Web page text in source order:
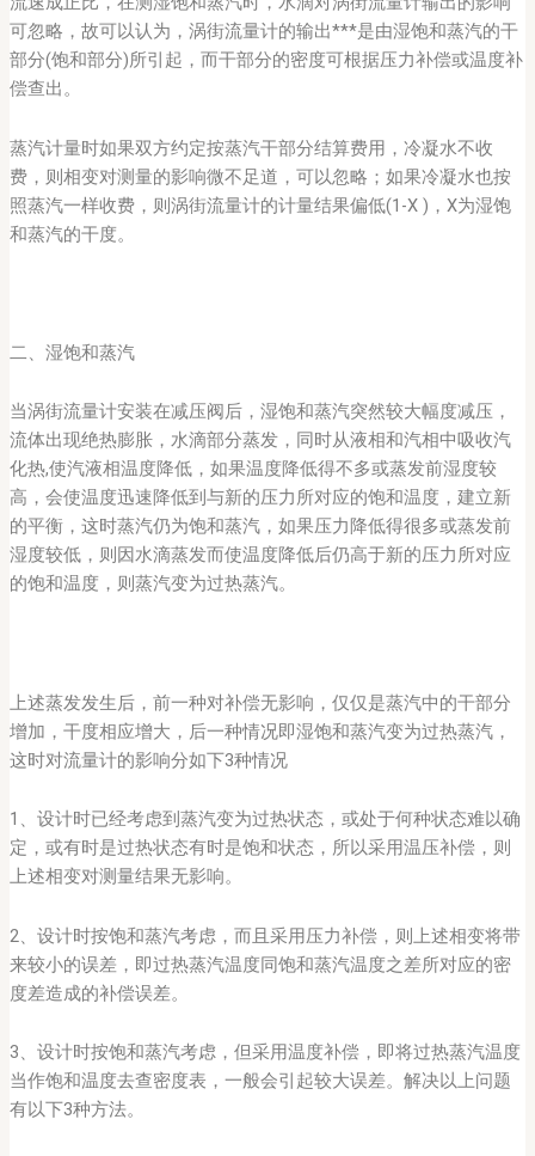
可忽略，故可以认为，涡街流量计的输出***是由湿饱和蒸汽的干
部分(饱和部分)所引起，而干部分的密度可根据压力补偿或温度补
偿查出。
蒸汽计量时如果双方约定按蒸汽干部分结算费用，冷凝水不收
费，则相变对测量的影响微不足道，可以忽略；如果冷凝水也按
照蒸汽一样收费，则涡街流量计的计量结果偏低(1-Χ )，Χ为湿饱
和蒸汽的干度。
二、湿饱和蒸汽
当涡街流量计安装在减压阀后，湿饱和蒸汽突然较大幅度减压，
流体出现绝热膨胀，水滴部分蒸发，同时从液相和汽相中吸收汽
化热,使汽液相温度降低，如果温度降低得不多或蒸发前湿度较
高，会使温度迅速降低到与新的压力所对应的饱和温度，建立新
的平衡，这时蒸汽仍为饱和蒸汽，如果压力降低得很多或蒸发前
湿度较低，则因水滴蒸发而使温度降低后仍高于新的压力所对应
的饱和温度，则蒸汽变为过热蒸汽。
上述蒸发发生后，前一种对补偿无影响，仅仅是蒸汽中的干部分
增加，干度相应增大，后一种情况即湿饱和蒸汽变为过热蒸汽，
这时对流量计的影响分如下3种情况
1、设计时已经考虑到蒸汽变为过热状态，或处于何种状态难以确
定，或有时是过热状态有时是饱和状态，所以采用温压补偿，则
上述相变对测量结果无影响。
2、设计时按饱和蒸汽考虑，而且采用压力补偿，则上述相变将带
来较小的误差，即过热蒸汽温度同饱和蒸汽温度之差所对应的密
度差造成的补偿误差。
3、设计时按饱和蒸汽考虑，但采用温度补偿，即将过热蒸汽温度
当作饱和温度去查密度表，一般会引起较大误差。解决以上问题
有以下3种方法。